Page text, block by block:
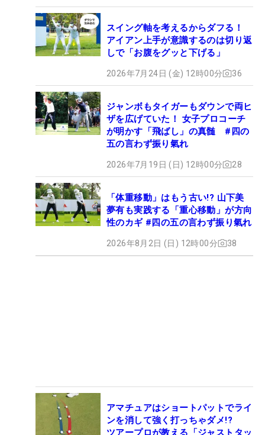
スイング軸を考えるからダフる！
アイアン上手が意識するのは切り返
しで「お腹をグッと下げる」
2026年7月24日 (金) 12時00分 36
ジャンボもタイガーもダウンで両ヒ
ザを広げていた！ 女子プロコーチ
が明かす「飛ばし」の真髄 #四の
五の言わず振り氣れ
2026年7月19日 (日) 12時00分 28
「体重移動」はもう古い!? 山下美
夢有も実践する「重心移動」が方向
性のカギ #四の五の言わず振り氣れ
2026年8月2日 (日) 12時00分 38
アマチュアはショートパットでライ
ンを消して強く打っちゃダメ!?
ツアープロが教える「ジャストタッ